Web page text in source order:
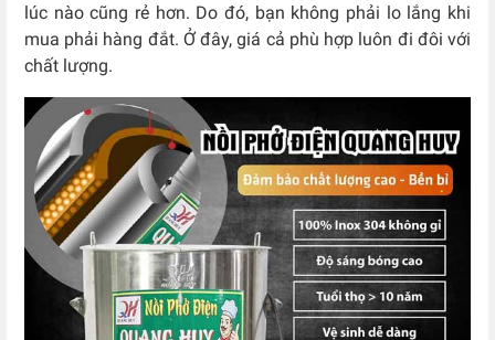
lúc nào cũng rẻ hơn. Do đó, bạn không phải lo lắng khi
mua phải hàng đắt. Ở đây, giá cả phù hợp luôn đi đôi với
chất lượng.